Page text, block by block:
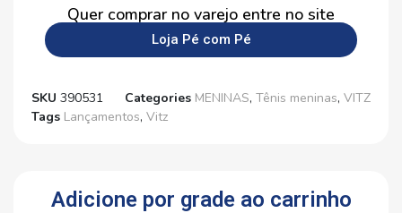
Quer comprar no varejo entre no site
Loja Pé com Pé
SKU 390531 Categories MENINAS, Tênis meninas, VITZ
Tags Lançamentos, Vitz
Adicione por grade ao carrinho